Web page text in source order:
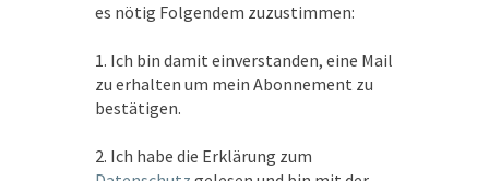
es nötig Folgendem zuzustimmen:
1. Ich bin damit einverstanden, eine Mail
zu erhalten um mein Abonnement zu
bestätigen.
2. Ich habe die Erklärung zum
12 Aug. 26
Engel- und Heilmeditation